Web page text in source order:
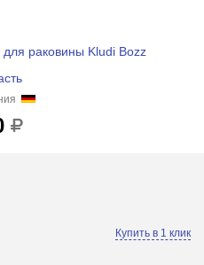
раковины Kludi Bozz
Купить в 1 клик